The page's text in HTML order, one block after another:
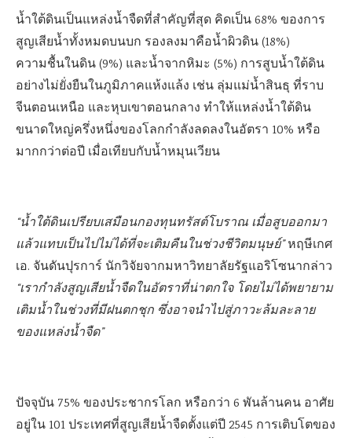
น้ำใต้ดินเป็นแหล่งน้ำจืดที่สำคัญที่สุด คิดเป็น 68% ของการ
สูญเสียน้ำทั้งหมดบนบก รองลงมาคือน้ำผิวดิน (18%)
ความชื้นในดิน (9%) และน้ำจากหิมะ (5%) การสูบน้ำใต้ดิน
อย่างไม่ยั่งยืนในภูมิภาคแห้งแล้ง เช่น ลุ่มแม่น้ำสินธุ ที่ราบ
จีนตอนเหนือ และหุบเขาตอนกลาง ทำให้แหล่งน้ำใต้ดิน
ขนาดใหญ่ครึ่งหนึ่งของโลกกำลังลดลงในอัตรา 10% หรือ
มากกว่าต่อปี เมื่อเทียบกับน้ำหมุนเวียน
“น้ำใต้ดินเปรียบเสมือนกองทุนทรัสต์โบราณ เมื่อสูบออกมา
แล้วแทบเป็นไปไม่ได้ที่จะเติมคืนในช่วงชีวิตมนุษย์”หฤษีเกศ
เอ. จันดันปุรการ์ นักวิจัยจากมหาวิทยาลัยรัฐแอริโซนากล่าว
“เรากำลังสูญเสียน้ำจืดในอัตราที่น่าตกใจ โดยไม่ได้พยายาม
เติมน้ำในช่วงที่มีฝนตกชุก ซึ่งอาจนำไปสู่ภาวะล้มละลาย
ของแหล่งน้ำจืด”
ปัจจุบัน 75% ของประชากรโลก หรือกว่า 6 พันล้านคน อาศัย
อยู่ใน 101 ประเทศที่สูญเสียน้ำจืดตั้งแต่ปี 2545 การเติบโตของ